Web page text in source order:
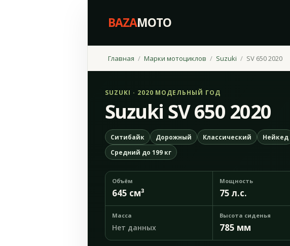
BAZAMOTO
Главная Марки мотоциклов Suzuki SV 650 2020
SUZUKI · 2020 МОДЕЛЬНЫЙ ГОД
Suzuki SV 650 2020
Ситибайк Дорожный Классический
Нейкед
Средний до 199 кг
Объём
645 см³
Мощность
75 л.с.
Масса
Нет данных
Высота сиденья
785 мм